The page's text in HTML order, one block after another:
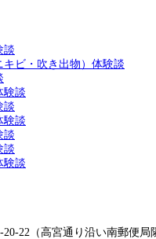
談
キビ・吹き出物）体験談
験談
談
験談
談
談
験談
22（高宮通り沿い南郵便局